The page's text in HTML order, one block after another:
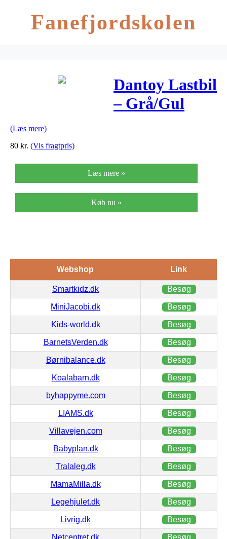
Fanefjordskolen
Dantoy Lastbil
– Grå/Gul
(Læs mere)
80 kr. (Vis fragtpris)
Læs mere »
Køb nu »
Webshop Link
Smartkidz.dk Besøg
MiniJacobi.dk Besøg
Kids-world.dk Besøg
BarnetsVerden.dk Besøg
Børnibalance.dk Besøg
Koalabarn.dk Besøg
byhappyme.com Besøg
LIAMS.dk Besøg
Villavejen.com Besøg
Babyplan.dk Besøg
Tralaleg.dk Besøg
MamaMilla.dk Besøg
Legehjulet.dk Besøg
Livrig.dk Besøg
Netcentret.dk Besøg